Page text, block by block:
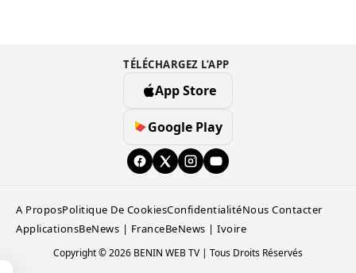
TÉLÉCHARGEZ L’APP
App Store
Google Play
A ProposPolitique De CookiesConfidentialitéNous Contacter
ApplicationsBeNews | FranceBeNews | Ivoire
Copyright © 2026 BENIN WEB TV | Tous Droits Réservés